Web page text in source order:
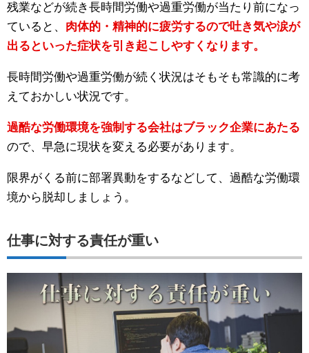
残業などが続き長時間労働や過重労働が当たり前になっ
ていると、 肉体的・精神的に疲労するので吐き気や涙が
出るといった症状を引き起こしやすくなります。
長時間労働や過重労働が続く状況はそもそも常識的に考
えておかしい状況です。
過酷な労働環境を強制する会社はブラック企業にあたる
ので、早急に現状を変える必要があります。
限界がくる前に部署異動をするなどして、過酷な労働環
境から脱却しましょう。
仕事に対する責任が重い